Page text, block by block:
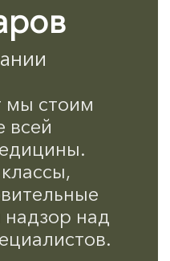
мы стоим
всей
над